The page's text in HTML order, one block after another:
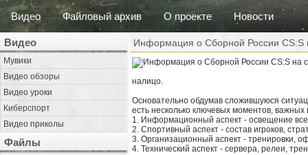
Видео Файловый архив О проекте Новости
Видео
Мувики
Видео обзоры
Видео уроки
Киберспорт
Видео приколы
Файлы
Информация о Сборной России CS:S
налицо.
Основательно обдумав сложившуюся
есть несколько ключевых моментов, важных
1. Информационный аспект - освещение
2. Спортивный аспект - состав игроков,
3. Организационный аспект - тренировки,
4. Технический аспект - сервера, релеи,